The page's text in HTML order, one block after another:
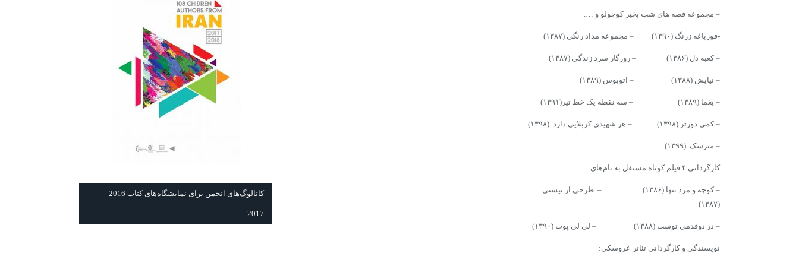
– مجموعه قصه های شب بخیر کوچولو و ….
-قورباغه زرنگ (۱۳۹۰) – مجموعه مداد رنگی (۱۳۸۷)
– کعبه دل (۱۳۸۶) – روزگار سرد زندگی (۱۳۸۷)
– نیایش (۱۳۸۸) – اتوبوس (۱۳۸۹)
– یغما (۱۳۸۹) – سه نقطه یک خط تیر(۱۳۹۱)
– کمی دورتر (۱۳۹۸) – هر شهیدی کربلایی دارد (۱۳۹۸)
– مترسک (۱۳۹۹)
کارگردانی ۴ فیلم کوتاه مستقل به نام‌های:
– کوچه و مرد تنها (۱۳۸۶) – طرحی از نیستی
(۱۳۸۷)
– در دوقدمی توست (۱۳۸۸) – لی لی پوت (۱۳۹۰)
نویسندگی و کارگردانی تئاتر عروسکی:
كاتالوگ‌های انجمن برای نمايشگاه‌های كتاب 2016 –
2017